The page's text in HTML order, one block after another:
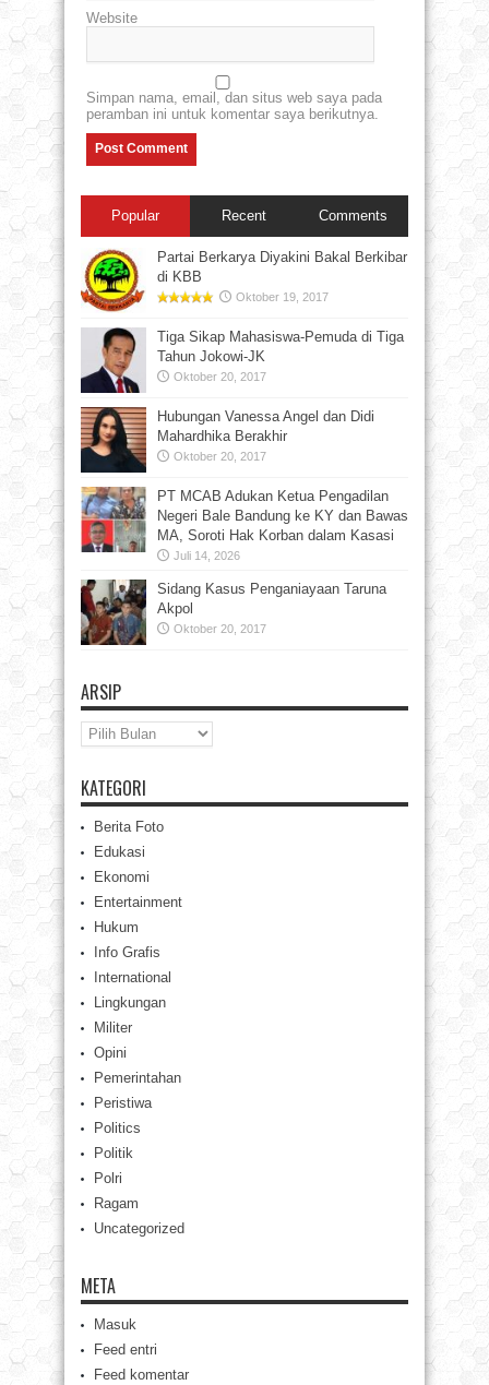
Website
Simpan nama, email, dan situs web saya pada
peramban ini untuk komentar saya berikutnya.
Popular Recent Comments
Partai Berkarya Diyakini Bakal Berkibar
di KBB
Oktober 19, 2017
Tiga Sikap Mahasiswa-Pemuda di Tiga
Tahun Jokowi-JK
Oktober 20, 2017
Hubungan Vanessa Angel dan Didi
Mahardhika Berakhir
Oktober 20, 2017
PT MCAB Adukan Ketua Pengadilan
Negeri Bale Bandung ke KY dan Bawas
MA, Soroti Hak Korban dalam Kasasi
Juli 14, 2026
Sidang Kasus Penganiayaan Taruna
Akpol
Oktober 20, 2017
ARSIP
Arsip
KATEGORI
Berita Foto
Edukasi
Ekonomi
Entertainment
Hukum
Info Grafis
International
Lingkungan
Militer
Opini
Pemerintahan
Peristiwa
Politics
Politik
Polri
Ragam
Uncategorized
META
Masuk
Feed entri
Feed komentar